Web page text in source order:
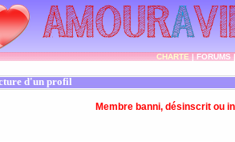
CHARTE|FORUMS
d'un profil
Membre banni, désinscrit ou